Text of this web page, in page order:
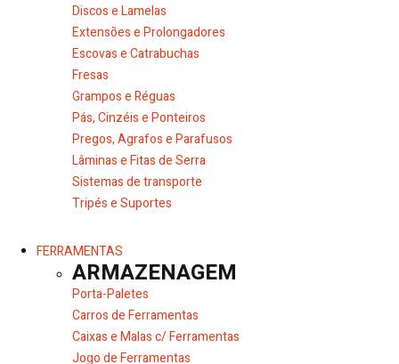
Discos e Lamelas
Extensões e Prolongadores
Escovas e Catrabuchas
Fresas
Grampos e Réguas
Pás, Cinzéis e Ponteiros
Pregos, Agrafos e Parafusos
Lâminas e Fitas de Serra
Sistemas de transporte
Tripés e Suportes
FERRAMENTAS
ARMAZENAGEM
Porta-Paletes
Carros de Ferramentas
Caixas e Malas c/ Ferramentas
Jogo de Ferramentas